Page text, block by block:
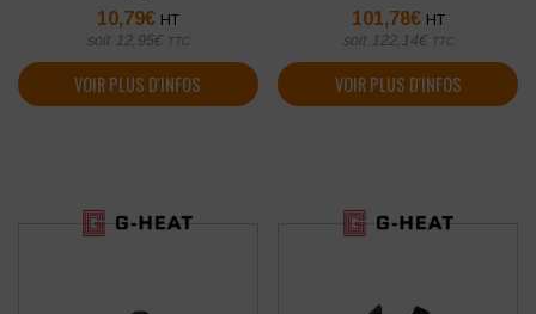
10,79€ HT
soit 12,95€ TTC
VOIR PLUS D'INFOS
101,78€ HT
soit 122,14€ TTC
VOIR PLUS D'INFOS